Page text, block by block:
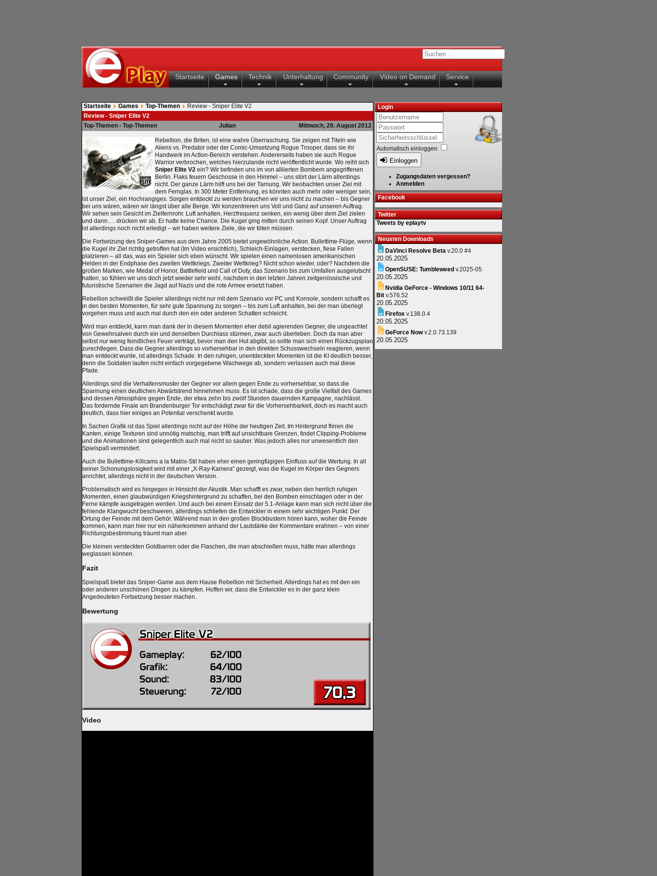
Startseite Games Technik Unterhaltung Community Video on Demand Service
Startseite Games Top-Themen
Review - Sniper Elite V2
Review - Sniper Elite V2
Top-Themen - Top-Themen
Julian Mittwoch, 29. August 2012
Rebellion, die Briten, ist eine wahre Überraschung. Sie zeigen mit Titeln wie
Aliens vs. Predator oder der Comic-Umsetzung Rogue Trooper, dass sie ihr
Handwerk im Action-Bereich verstehen. Andererseits haben sie auch Rogue
Warrior verbrochen, welches hierzulande nicht veröffentlicht wurde. Wo reiht sich
Sniper Elite V2 ein? Wir befinden uns im von alliierten Bombern angegriffenen
Berlin. Flaks feuern Geschosse in den Himmel – uns stört der Lärm allerdings
nicht. Der ganze Lärm hilft uns bei der Tarnung. Wir beobachten unser Ziel mit
dem Fernglas. In 300 Meter Entfernung, es könnten auch mehr oder weniger sein,
ist unser Ziel, ein Hochrangiges. Sorgen entdeckt zu werden brauchen wir uns nicht zu machen – bis Gegner
bei uns wären, wären wir längst über alle Berge. Wir konzentrieren uns Voll und Ganz auf unseren Auftrag.
Wir sehen sein Gesicht im Zielfernrohr. Luft anhalten, Herzfrequenz senken, ein wenig über dem Ziel zielen
und dann…. drücken wir ab. Er hatte keine Chance. Die Kugel ging mitten durch seinen Kopf. Unser Auftrag
ist allerdings noch nicht erledigt – wir haben weitere Ziele, die wir töten müssen.
Die Fortsetzung des Sniper-Games aus dem Jahre 2005 bietet ungewöhnliche Action. Bullettime-Flüge, wenn
die Kugel ihr Ziel richtig getroffen hat (Im Video ersichtlich), Schleich-Einlagen, verstecken, fiese Fallen
platzieren – all das, was ein Spieler sich eben wünscht. Wir spielen einen namenlosen amerikanischen
Helden in der Endphase des zweiten Weltkriegs. Zweiter Weltkrieg? Nicht schon wieder, oder? Nachdem die
großen Marken, wie Medal of Honor, Battlefield und Call of Duty, das Szenario bis zum Umfallen ausgelutscht
hatten, so fühlen wir uns doch jetzt wieder sehr wohl, nachdem in den letzten Jahren zeitgenössische und
futuristische Szenarien die Jagd auf Nazis und die rote Armee ersetzt haben.
Rebellion schweißt die Spieler allerdings nicht nur mit dem Szenario vor PC und Konsole, sondern schafft es
in den besten Momenten, für sehr gute Spannung zu sorgen – bis zum Luft anhalten, bei der man überlegt
vorgehen muss und auch mal durch den ein oder anderen Schatten schleicht.
Wird man entdeckt, kann man dank der in diesem Momenten eher debil agierenden Gegner, die ungeachtet
von Gewehrsalven durch ein und denselben Durchlass stürmen, zwar auch überleben. Doch da man aber
selbst nur wenig feindliches Feuer verträgt, bevor man den Hut abgibt, so sollte man sich einen Rückzugsplan
zurechtlegen. Dass die Gegner allerdings so vorhersehbar in den direkten Schusswechseln reagieren, wenn
man entdeckt wurde, ist allerdings Schade. In den ruhigen, unentdeckten Momenten ist die KI deutlich besser,
denn die Soldaten laufen nicht einfach vorgegebene Wachwege ab, sondern verlassen auch mal diese
Pfade.
Allerdings sind die Verhaltensmuster der Gegner vor allem gegen Ende zu vorhersehbar, so dass die
Spannung einen deutlichen Abwärtstrend hinnehmen muss. Es ist schade, dass die große Vielfalt des Games
und dessen Atmosphäre gegen Ende, der etwa zehn bis zwölf Stunden dauernden Kampagne, nachlässt.
Das fordernde Finale am Brandenburger Tor entschädigt zwar für die Vorhersehbarkeit, doch es macht auch
deutlich, dass hier einiges an Potential verschenkt wurde.
In Sachen Grafik ist das Spiel allerdings nicht auf der Höhe der heutigen Zeit. Im Hintergrund flirren die
Kanten, einige Texturen sind unnötig matschig, man trifft auf unsichtbare Grenzen, findet Clipping-Probleme
und die Animationen sind gelegentlich auch mal nicht so sauber. Was jedoch alles nur unwesentlich den
Spielspaß vermindert.
Auch die Bullettime-Killcams a la Matrix-Stil haben eher einen geringfügigen Einfluss auf die Wertung. In all
seiner Schonungslosigkeit wird mit einer „X-Ray-Kamera“ gezeigt, was die Kugel im Körper des Gegners
anrichtet, allerdings nicht in der deutschen Version.
Problematisch wird es hingegen in Hinsicht der Akustik. Man schafft es zwar, neben den herrlich ruhigen
Momenten, einen glaubwürdigen Kriegshintergrund zu schaffen, bei den Bomben einschlagen oder in der
Ferne kämpfe ausgetragen werden. Und auch bei einem Einsatz der 5.1-Anlage kann man sich nicht über die
fehlende Klangwucht beschweren, allerdings schliefen die Entwickler in einem sehr wichtigen Punkt: Der
Ortung der Feinde mit dem Gehör. Während man in den großen Blockbustern hören kann, woher die Feinde
kommen, kann man hier nur ein näherkommen anhand der Lautstärke der Kommentare erahnen – von einer
Richtungsbestimmung träumt man aber.
Die kleinen versteckten Goldbarren oder die Flaschen, die man abschießen muss, hätte man allerdings
weglassen können.
Fazit
Spielspaß bietet das Sniper-Game aus dem Hause Rebellion mit Sicherheit. Allerdings hat es mit den ein
oder anderen unschönen Dingen zu kämpfen. Hoffen wir, dass die Entwickler es in der ganz klein
Angedeuteten Fortsetzung besser machen.
Bewertung
Video
Login
Automatisch einloggen
Einloggen
Zugangsdaten vergessen?
Anmelden
Facebook
Twitter
Tweets by eplaytv
Neusten Downloads
DaVinci Resolve Beta v.20.0 #4
20.05.2025
OpenSUSE: Tumbleweed v.2025-05
20.05.2025
Nvidia GeForce - Windows 10/11 64-
Bit v.576.52
20.05.2025
Firefox v.138.0.4
20.05.2025
GeForce Nowv.2.0.73.139
20.05.2025